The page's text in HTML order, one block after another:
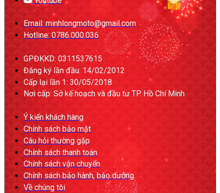
Email: minhlongmoto@gmail.com
Hotline: 0786.000.036
GPĐKKD: 0311537615
Đăng ký lần đầu: 14/02/2012
Cấp lại lần 1: 30/05/2018
Nơi cấp: Sở kế hoạch và đầu tư TP. Hồ Chí Minh
Ý kiến khách hàng
Chính sách bảo mật
Câu hỏi thường gặp
Chính sách thanh toán
Chính sách vận chuyển
Chính sách bảo hành, bảo dưỡng
Về chúng tôi